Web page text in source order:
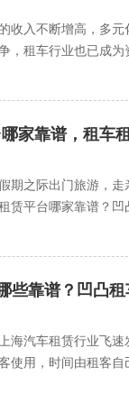
收入不断增高，多
，租车行业也已成
家靠谱，租车
期之际出门旅游，
赁平台哪家靠谱？
些靠谱？凹凸
海汽车租赁行业飞
使用，时间由租客